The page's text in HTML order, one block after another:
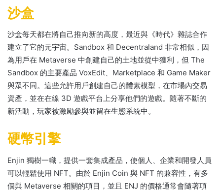
沙盒
沙盒每天都在將自己推向新的高度，最近與《時代》雜誌合作
建立了它的元宇宙。 Sandbox 和 Decentraland 非常相似，因
為用戶在 Metaverse 中創建自己的土地並從中獲利，但 The
Sandbox 的主要產品 VoxEdit、Marketplace 和 Game Maker
與眾不同。 這些允許用戶創建自己的體素模型，在市場內交易
資產，並在在線 3D 遊戲平台上分享他們的遊戲。 隨著不斷的
新活動，玩家被激勵參與並留在生態系統中。
硬幣引擎
Enjin 獨樹一幟，提供一套集成產品，使個人、企業和開發人員
可以輕鬆使用 NFT。 由於 Enjin Coin 與 NFT 的兼容性，有多
個與 Metaverse 相關的項目，並且 ENJ 的價格通常會隨著項